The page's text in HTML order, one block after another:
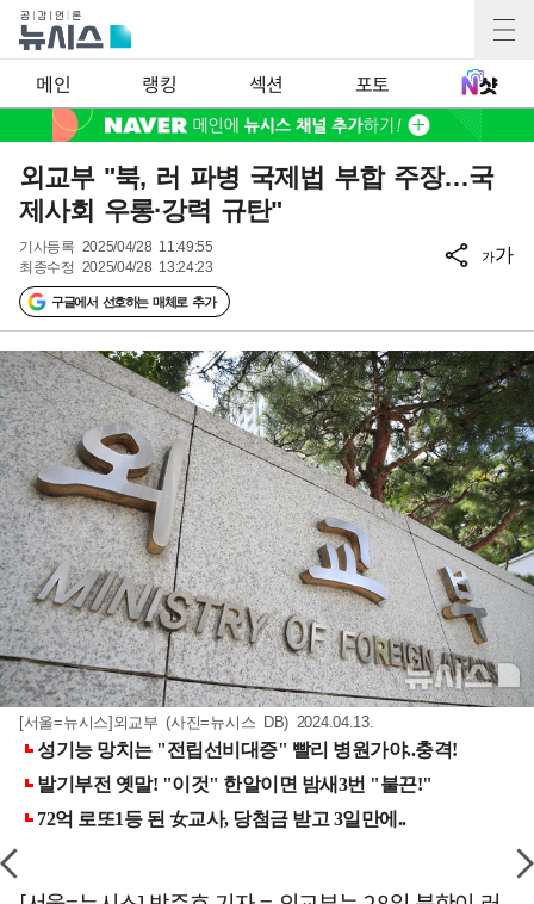
메인 랭킹 섹션 포토
외교부 "북, 러 파병 국제법 부합 주장…국
제사회 우롱·강력 규탄"
기사등록 2025/04/28 11:49:55
최종수정 2025/04/28 13:24:23
구글에서 선호하는 매체로 추가
가가
[서울=뉴시스]외교부 (사진=뉴시스 DB) 2024.04.13.